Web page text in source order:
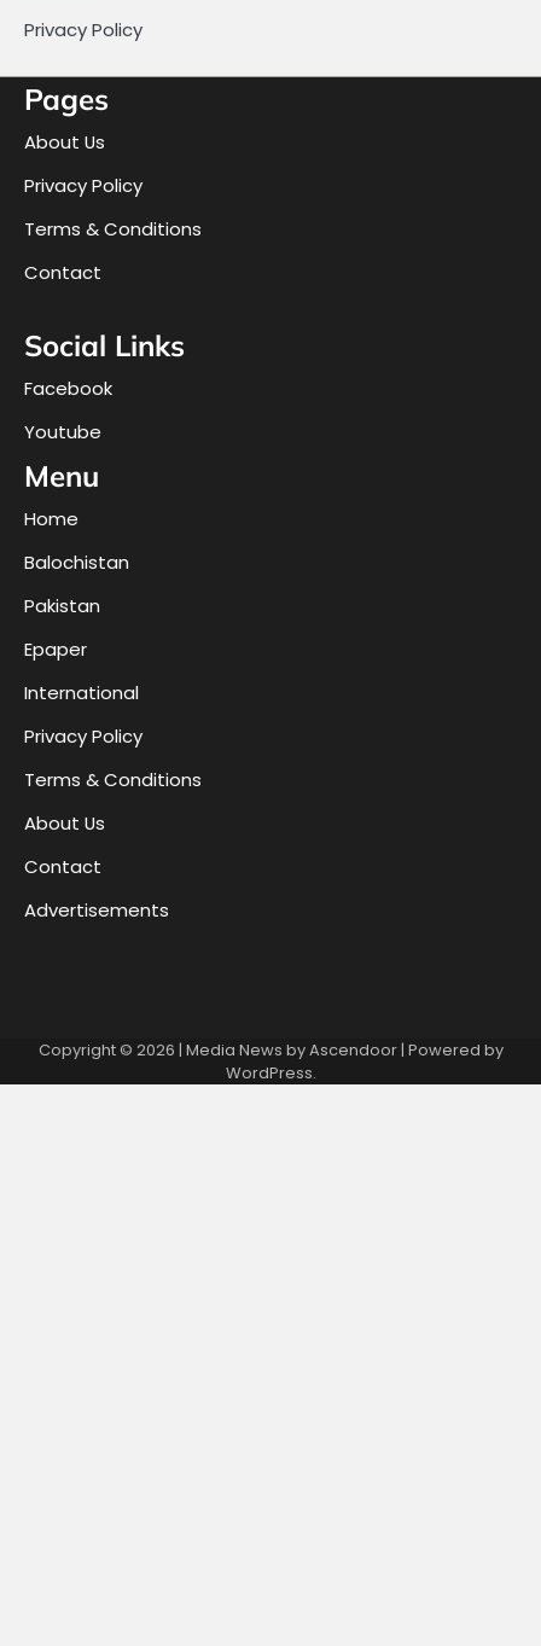
Privacy Policy
Pages
About Us
Privacy Policy
Terms & Conditions
Contact
Social Links
Facebook
Youtube
Menu
Home
Balochistan
Pakistan
Epaper
International
Privacy Policy
Terms & Conditions
About Us
Contact
Advertisements
Copyright © 2026 | Media News byAscendoor| Powered by
WordPress.